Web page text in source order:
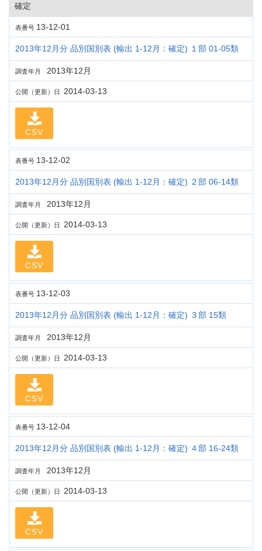
確定
表番号 13-12-01
2013年12月分 品別国別表 (輸出 1-12月：確定) １部 01-05類
調査年月 2013年12月
公開（更新）日 2014-03-13
CSV
表番号 13-12-02
2013年12月分 品別国別表 (輸出 1-12月：確定) ２部 06-14類
調査年月 2013年12月
公開（更新）日 2014-03-13
CSV
表番号 13-12-03
2013年12月分 品別国別表 (輸出 1-12月：確定) ３部 15類
調査年月 2013年12月
公開（更新）日 2014-03-13
CSV
表番号 13-12-04
2013年12月分 品別国別表 (輸出 1-12月：確定) ４部 16-24類
調査年月 2013年12月
公開（更新）日 2014-03-13
CSV